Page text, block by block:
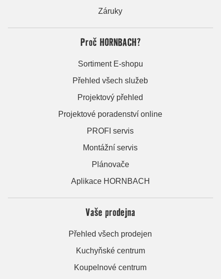
Záruky
Proč HORNBACH?
Sortiment E-shopu
Přehled všech služeb
Projektový přehled
Projektové poradenství online
PROFI servis
Montážní servis
Plánovače
Aplikace HORNBACH
Vaše prodejna
Přehled všech prodejen
Kuchyňské centrum
Koupelnové centrum